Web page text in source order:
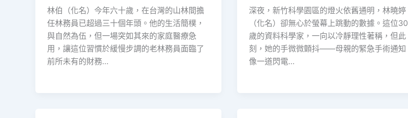
林伯（化名）今年六十歲，在台灣的山林間擔
任林務員已超過三十個年頭。他的生活簡樸，
與自然為伍，但一場突如其來的家庭醫療急
用，讓這位習慣於緩慢步調的老林務員面臨了
前所未有的財務…
深夜，新竹科學園區的燈火依舊通明，林曉婷
（化名）卻無心於螢幕上跳動的數據。這位30
歲的資料科學家，一向以冷靜理性著稱，但此
刻，她的手微微顫抖——母親的緊急手術通知
像一道閃電…